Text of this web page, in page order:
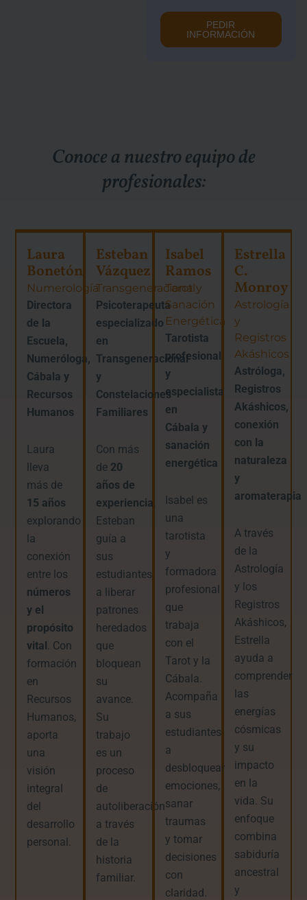
PEDIR
INFORMACIÓN
Conoce a nuestro equipo de
profesionales:
Laura
Bonetón
Numerología
Directora
de la
Escuela,
Numeróloga,
Cábala y
Recursos
Humanos
Laura
lleva
más de
15 años
explorando
la
conexión
entre los
números
y el
propósito
vital . Con
formación
en
Recursos
Humanos,
aporta
una
visión
integral
del
desarrollo
personal.
Esteban
Vázquez
Transgeneracional
Psicoterapeuta
especializado
en
Transgeneracional
y
Constelaciones
Familiares
Con más
de 20
años de
experiencia
Esteban
guía a
sus
estudiantes
a liberar
patrones
heredados
que
bloquean
su
avance.
Su
trabajo
es un
proceso
de
autoliberación
a través
de la
historia
familiar.
Isabel
Ramos
Tarot y
Sanación
Energética
Tarotista
profesional
y
especialista
en
Cábala y
sanación
energética
Isabel es
una
tarotista
y
formadora
profesional
que
trabaja
con el
Tarot y la
Cábala.
Acompaña
a sus
estudiantes
a
desbloquear
emociones,
sanar
traumas
y tomar
decisiones
con
claridad.
Estrella
C.
Monroy
Astrología
y
Registros
Akáshicos
Astróloga,
Registros
Akáshicos,
conexión
con la
naturaleza
y
aromaterapia
A través
de la
Astrología
y los
Registros
Akáshicos,
Estrella
ayuda a
comprender
las
energías
cósmicas
y su
impacto
en la
vida. Su
enfoque
combina
sabiduría
ancestral
y